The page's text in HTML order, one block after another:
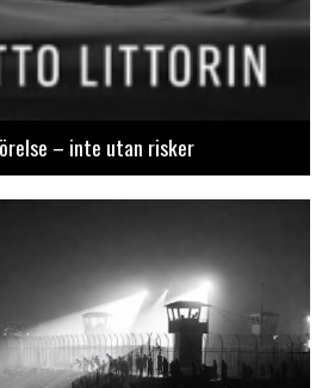
– inte utan risker